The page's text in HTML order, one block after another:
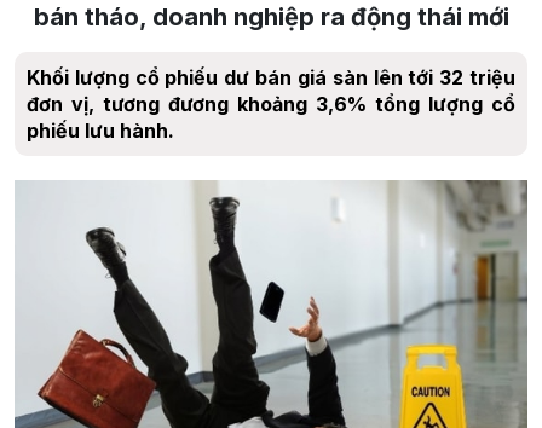
bán tháo, doanh nghiệp ra động thái mới
Khối lượng cổ phiếu dư bán giá sàn lên tới 32 triệu
đơn vị, tương đương khoảng 3,6% tổng lượng cổ
phiếu lưu hành.